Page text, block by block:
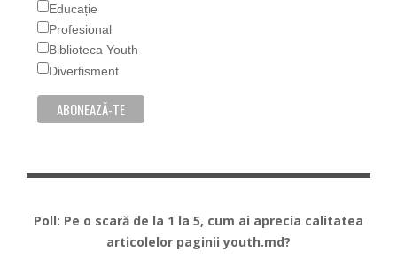
Educație
Profesional
Biblioteca Youth
Divertisment
Poll: Pe o scară de la 1 la 5, cum ai aprecia calitatea
articolelor paginii youth.md?